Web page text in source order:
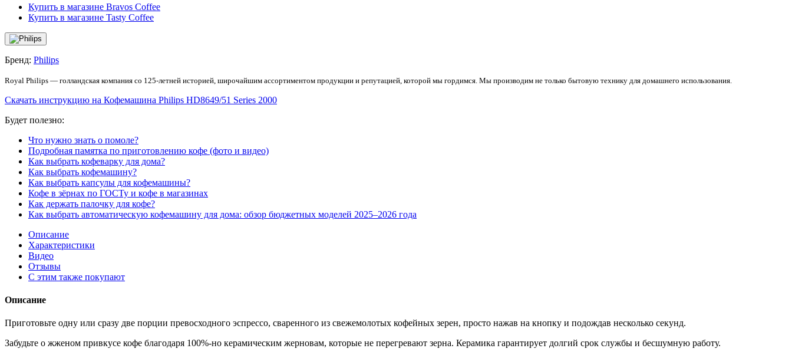
Купить в магазине Bravos Coffee
Купить в магазине Tasty Coffee
Бренд: Philips
Royal Philips — голландская компания со 125-летней историей, широчайшим ассортиментом продукции и репутацией, которой мы гордимся. Мы производим не только бытовую технику для домашнего использования.
Скачать инструкцию на Кофемашина Philips HD8649/51 Series 2000
Будет полезно:
Что нужно знать о помоле?
Подробная памятка по приготовлению кофе (фото и видео)
Как выбрать кофеварку для дома?
Как выбрать кофемашину?
Как выбрать капсулы для кофемашины?
Кофе в зёрнах по ГОСТу и кофе в магазинах
Как держать палочку для кофе?
Как выбрать автоматическую кофемашину для дома: обзор бюджетных моделей 2025–2026 года
Описание
Характеристики
Видео
Отзывы
С этим также покупают
Описание
Приготовьте одну или сразу две порции превосходного эспрессо, сваренного из свежемолотых кофейных зерен, просто нажав на кнопку и подождав несколько секунд.
Забудьте о жженом привкусе кофе благодаря 100%-но керамическим жерновам, которые не перегревают зерна. Керамика гарантирует долгий срок службы и бесшумную работу.